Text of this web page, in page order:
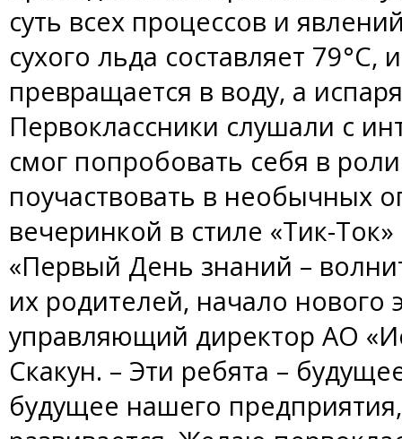
суть всех процессов и
сухого льда составляет
превращается в воду, а
Первоклассники слушали с
смог попробовать себя в
поучаствовать в необычных
вечеринкой в стиле «Тик-
«Первый День знаний –
их родителей, начало нового
управляющий директор АО
Скакун. – Эти ребята –
будущее нашего